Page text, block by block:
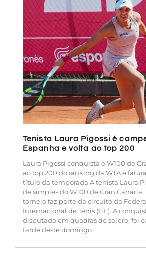
Tenista Laura Pigossi é
Espanha e volta ao top 200
Laura Pigossi conquista o W100 de
ao top 200 do ranking da WTA e
título da temporada A tenista Laura
de simples do W100 de Gran Canaria,
torneio faz parte do circuito da
Internacional de Tênis (ITF). A
disputado em quadras de saibro, foi
tarde deste domingo